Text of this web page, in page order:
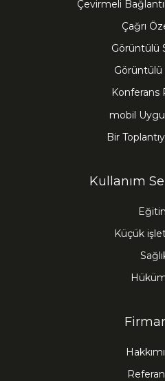
Çevirmeli
Çağrı
Görüntülü
Görüntülü
Konferans
mobil
Bir
Kullanım
Küçük